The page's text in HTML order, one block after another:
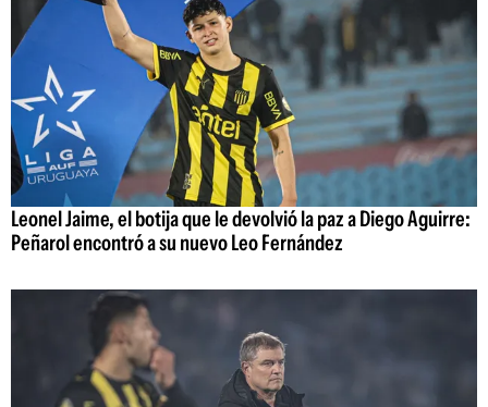
Leonel Jaime, el botija que le devolvió la paz a Diego Aguirre:
Peñarol encontró a su nuevo Leo Fernández